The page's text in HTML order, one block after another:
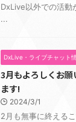
DxLive以外での活動
...
DxLive・ライブチャット
3月もよろしくお願
ます!
2024/3/1
2月も無事に終える